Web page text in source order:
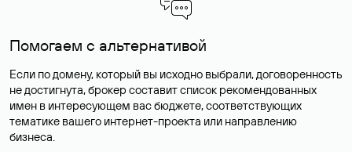
Помогаем с альтернативой
Если по домену, который вы исходно выбрали, договоренность
не достигнута, брокер составит список рекомендованных
имен в интересующем вас бюджете, соответствующих
тематике вашего интернет-проекта или направлению
бизнеса.